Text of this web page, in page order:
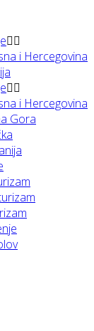
i Hercegovina
i Hercegovina
Gora